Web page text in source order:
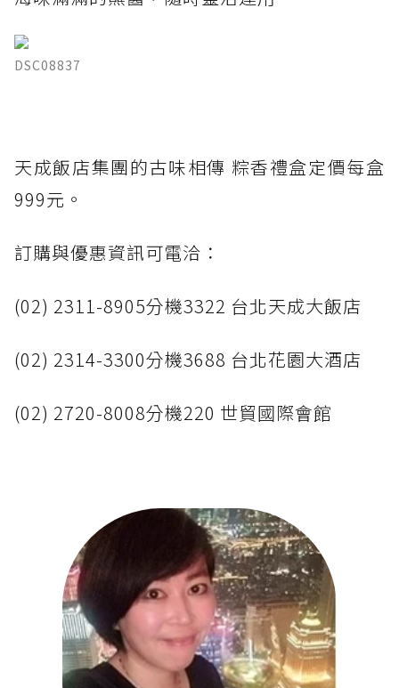
DSC08837
天成飯店集團的古味相傳 粽香禮盒定價每盒
999元。
訂購與優惠資訊可電洽：
(02) 2311-8905分機3322 台北天成大飯店
(02) 2314-3300分機3688 台北花園大酒店
(02) 2720-8008分機220 世貿國際會館